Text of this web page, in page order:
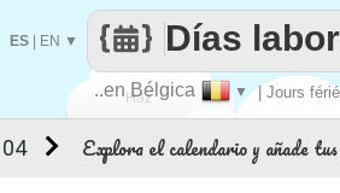
Haz
..en Bélgica ▼ | Jours
Días
ES EN ▼
Explora el calendario y añade